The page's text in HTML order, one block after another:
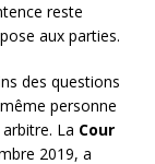
reste
aux parties.
des questions
personne
La Cour
2019, a